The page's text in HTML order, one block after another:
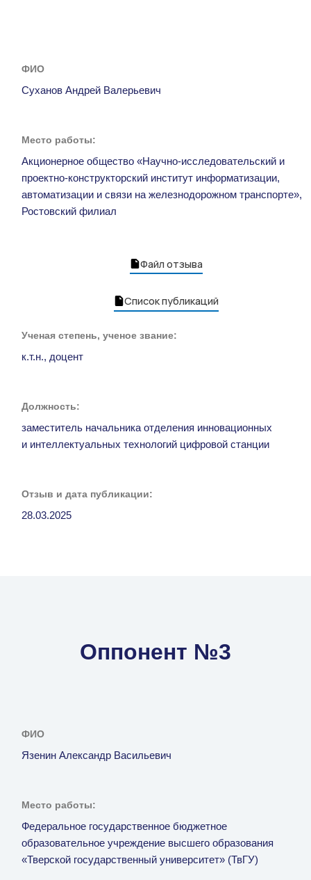
ФИО
Суханов Андрей Валерьевич
Место работы:
Акционерное общество «Научно-исследовательский и
проектно-конструкторский институт информатизации,
автоматизации и связи на железнодорожном транспорте»,
Ростовский филиал
Файл отзыва
Список публикаций
Ученая степень, ученое звание:
к.т.н., доцент
Должность:
заместитель начальника отделения инновационных
и интеллектуальных технологий цифровой станции
Отзыв и дата публикации:
28.03.2025
Оппонент №3
ФИО
Язенин Александр Васильевич
Место работы:
Федеральное государственное бюджетное
образовательное учреждение высшего образования
«Тверской государственный университет» (ТвГУ)